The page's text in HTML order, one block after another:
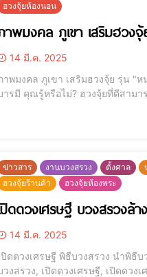
ฮวงจุ้ยห้องนอน
าพมงคล ภูเขา เสริมฮวง
14 มี.ค. 2025
มงคล ภูเขา เสริมฮวงจุ้ย รุ่น "หนุนดวงเสริมบารมี [elementor-template id="12184"]
ดีสามารถเสริมอำนาจบารมี มั่งคั่ง และเพิ่มพลังแห่งความสำเร็จให้กับชีวิตและธุรกิจของคุณได้!และนี่คือ "ภาพ
ข่าวสาร งานบวงสรวง ตั้งศาล
ฮวงจุ้ยร้านค้า
ฮวงจุ้ยห้องพระ
ปิดดวงเศรษฐี บวงสรวง
14 มี.ค. 2025
ดวงเศรษฐี พิธีบวงสรวง นำพิธีบวงสรวง พิธีบวงสรวงโดยอาจารย์เมย์, บวงสรวงศักดิ์สิทธิ์, จัดพิธีบวงสรว
งสรวง, เปิดดวงเศรษฐี, เปิดดวงเศรษฐี! บว